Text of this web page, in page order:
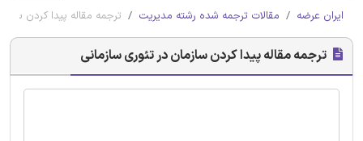
ایران عرضه مقالات ترجمه شده رشته مدیریت ترجمه مقاله پیدا کردن
ترجمه مقاله پیدا کردن سازمان در تئوری سازمانی